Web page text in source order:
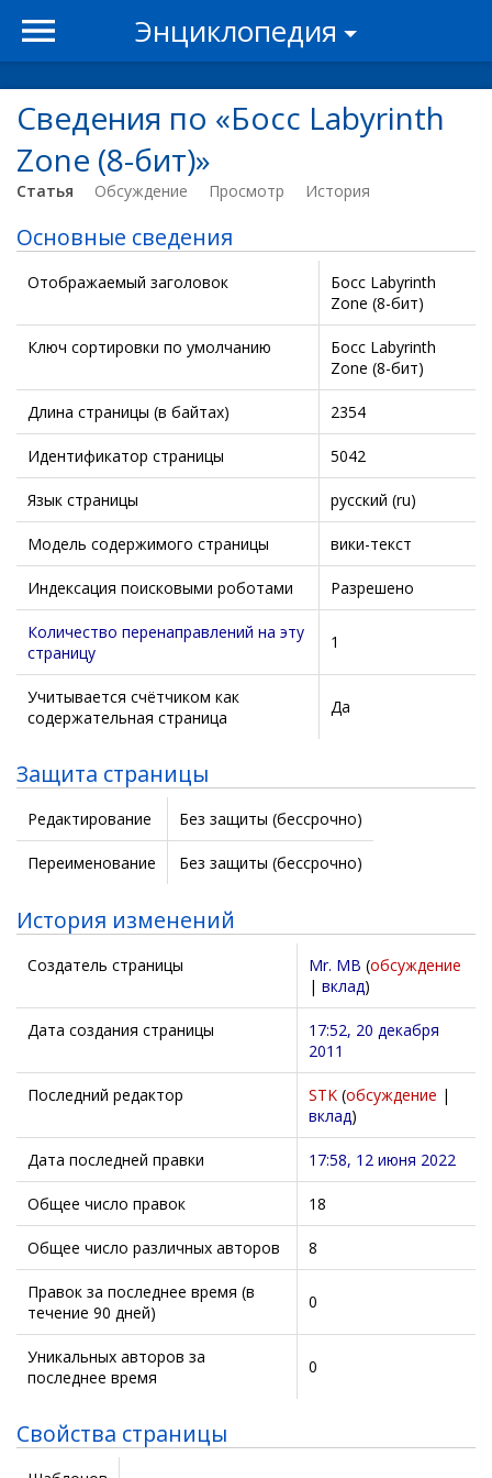
Энциклопедия
Сведения по «Босс Labyrinth
Zone (8-бит)»
Статья Обсуждение Просмотр История
Основные сведения
Отображаемый заголовок
Босс Labyrinth
Zone (8-бит)
Ключ сортировки по умолчанию
Босс Labyrinth
Zone (8-бит)
Длина страницы (в байтах) 2354
Идентификатор страницы 5042
Язык страницы русский (ru)
Модель содержимого страницы вики-текст
Индексация поисковыми роботами Разрешено
Количество перенаправлений на эту
страницу
1
Учитывается счётчиком как
содержательная страница
Да
Защита страницы
Редактирование Без защиты (бессрочно)
Переименование Без защиты (бессрочно)
История изменений
Создатель страницы Mr. MB (обсуждение
| вклад)
Дата создания страницы
17:52, 20 декабря
2011
Последний редактор STK (обсуждение |
вклад)
Дата последней правки 17:58, 12 июня 2022
Общее число правок 18
Общее число различных авторов 8
Правок за последнее время (в
течение 90 дней)
0
Уникальных авторов за
последнее время
0
Свойства страницы